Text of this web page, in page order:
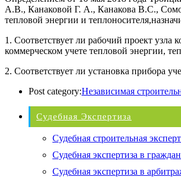
А.В., Канаковой Г. А., Канакова В.С.,
тепловой энергии и
1. Соответствует ли рабочий проект
коммерческом учете тепловой энергии,
2. Соответствует ли установка прибора
Post category:Независимая
Судебная Экспертиза
Судебная строительная
Судебная экспертиза в
Судебная экспертиза в